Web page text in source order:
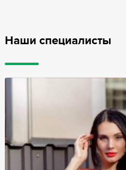
Наши специалисты